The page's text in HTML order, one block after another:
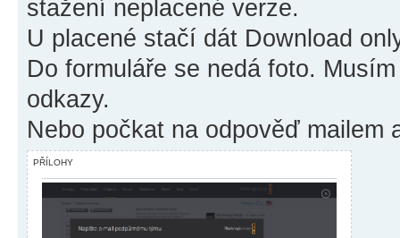
stažení neplacené verze.
U placené stačí dát Download
Do formuláře se nedá foto.
odkazy.
Nebo počkat na odpověď mailem
PŘÍLOHY